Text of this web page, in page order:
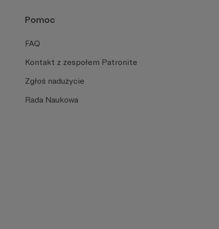
Pomoc
FAQ
Kontakt z zespołem Patronite
Zgłoś nadużycie
Rada Naukowa